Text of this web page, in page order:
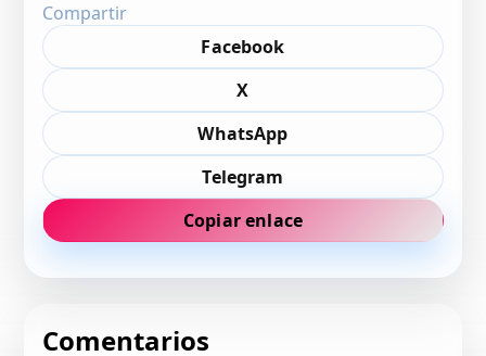
Compartir
Facebook
X
WhatsApp
Telegram
Copiar enlace
Comentarios